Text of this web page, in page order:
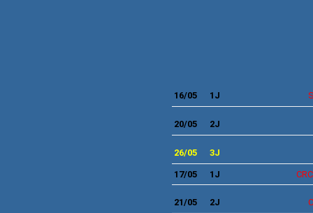
16/05 1J
20/05 2J
26/05 3J
17/05 1J
21/05 2J